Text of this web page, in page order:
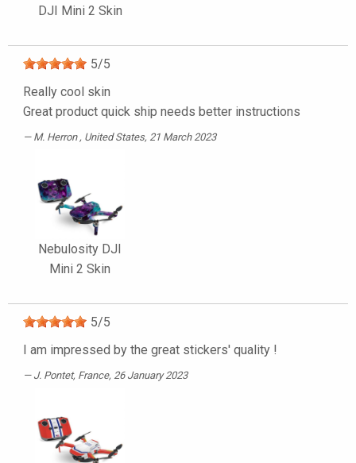
DJI Mini 2 Skin
5/5
Really cool skin
Great product quick ship needs better instructions
M. Herron , United States, 21 March 2023
Nebulosity DJI
Mini 2 Skin
5/5
I am impressed by the great stickers' quality !
J. Pontet, France, 26 January 2023